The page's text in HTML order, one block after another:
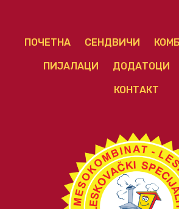
ПОЧЕТНА СЕНДВИЧИ
ПИЈАЛАЦИ ДОДАТОЦИ
КОНТАКТ